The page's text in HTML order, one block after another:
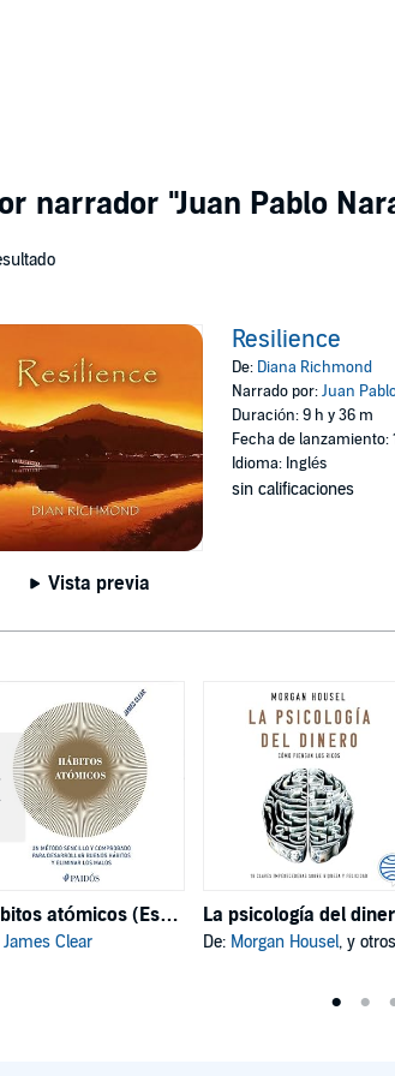
narrador "Juan Pablo
Vista previa
Resilience
De: Diana Richmond
Narrado por:Juan
Duración: 9 h y 36 m
Fecha de lanzamiento:
Idioma: Inglés
sin calificaciones
Hábitos atómicos (Español neutro)
James Clear
La psicología del
De: Morgan Housel, y otros